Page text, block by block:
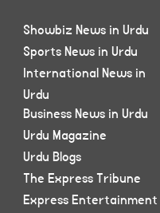
Showbiz News in Urdu
Sports News in Urdu
International News in
Urdu
Business News in Urdu
Urdu Magazine
Urdu Blogs
The Express Tribune
Express Entertainment